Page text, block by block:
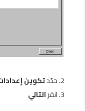
تكوين
التالي